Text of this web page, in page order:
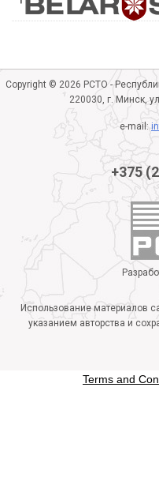
Copyright © 2026 РСТО -
220030, г. Минск,
e-mail:
+375
Использование материалов
указанием авторства и
Terms and